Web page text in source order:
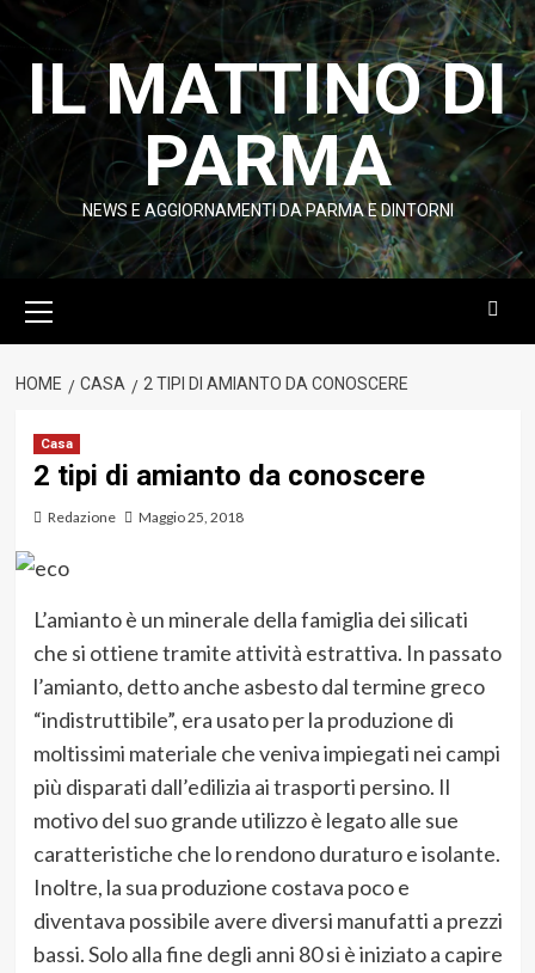
contenuto
IL MATTINO DI
PARMA
NEWS E AGGIORNAMENTI DA PARMA E DINTORNI
principale
HOME CASA 2 TIPI DI AMIANTO DA CONOSCERE
Casa
2 tipi di amianto da conoscere
Redazione Maggio 25, 2018
L’amianto è un minerale della famiglia dei silicati
che si ottiene tramite attività estrattiva. In passato
l’amianto, detto anche asbesto dal termine greco
“indistruttibile”, era usato per la produzione di
moltissimi materiale che veniva impiegati nei campi
più disparati dall’edilizia ai trasporti persino. Il
motivo del suo grande utilizzo è legato alle sue
caratteristiche che lo rendono duraturo e isolante.
Inoltre, la sua produzione costava poco e
diventava possibile avere diversi manufatti a prezzi
bassi. Solo alla fine degli anni 80 si è iniziato a capire